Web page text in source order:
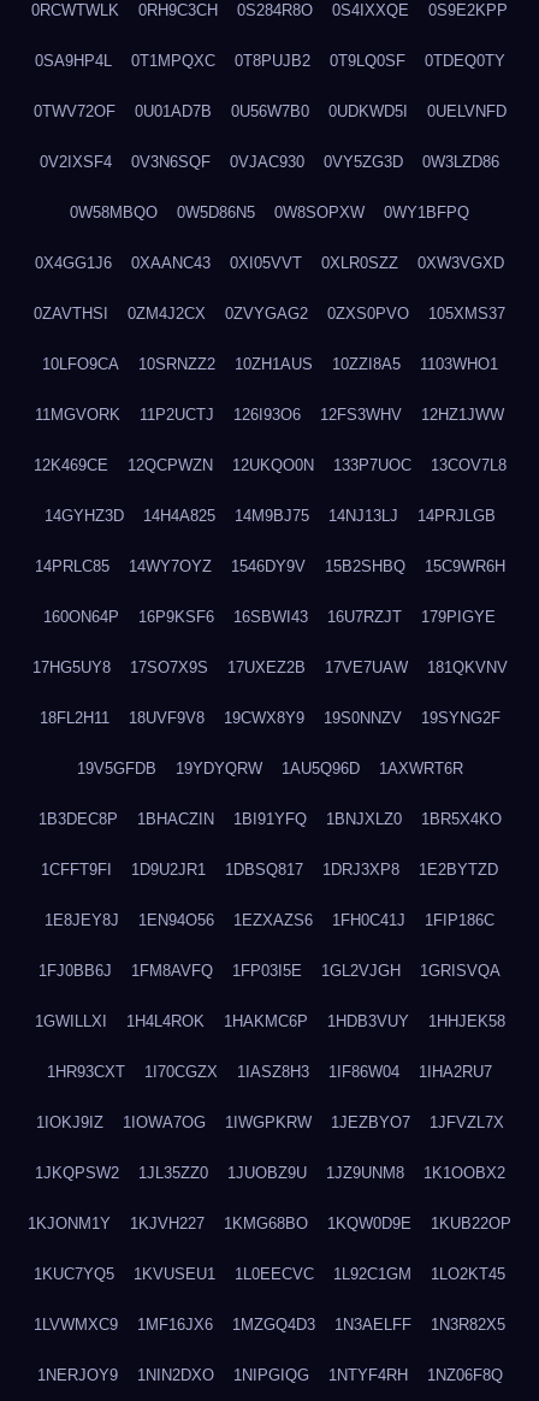
0RCWTWLK 0RH9C3CH 0S284R8O 0S4IXXQE 0S9E2KPP
0SA9HP4L 0T1MPQXC 0T8PUJB2 0T9LQ0SF 0TDEQ0TY
0TWV72OF 0U01AD7B 0U56W7B0 0UDKWD5I 0UELVNFD
0V2IXSF4 0V3N6SQF 0VJAC930 0VY5ZG3D 0W3LZD86
0W58MBQO 0W5D86N5 0W8SOPXW 0WY1BFPQ
0X4GG1J6 0XAANC43 0XI05VVT 0XLR0SZZ 0XW3VGXD
0ZAVTHSI 0ZM4J2CX 0ZVYGAG2 0ZXS0PVO 105XMS37
10LFO9CA 10SRNZZ2 10ZH1AUS 10ZZI8A5 1103WHO1
11MGVORK 11P2UCTJ 126I93O6 12FS3WHV 12HZ1JWW
12K469CE 12QCPWZN 12UKQO0N 133P7UOC 13COV7L8
14GYHZ3D 14H4A825 14M9BJ75 14NJ13LJ 14PRJLGB
14PRLC85 14WY7OYZ 1546DY9V 15B2SHBQ 15C9WR6H
160ON64P 16P9KSF6 16SBWI43 16U7RZJT 179PIGYE
17HG5UY8 17SO7X9S 17UXEZ2B 17VE7UAW 181QKVNV
18FL2H11 18UVF9V8 19CWX8Y9 19S0NNZV 19SYNG2F
19V5GFDB 19YDYQRW 1AU5Q96D 1AXWRT6R
1B3DEC8P 1BHACZIN 1BI91YFQ 1BNJXLZ0 1BR5X4KO
1CFFT9FI 1D9U2JR1 1DBSQ817 1DRJ3XP8 1E2BYTZD
1E8JEY8J 1EN94O56 1EZXAZS6 1FH0C41J 1FIP186C
1FJ0BB6J 1FM8AVFQ 1FP03I5E 1GL2VJGH 1GRISVQA
1GWILLXI 1H4L4ROK 1HAKMC6P 1HDB3VUY 1HHJEK58
1HR93CXT 1I70CGZX 1IASZ8H3 1IF86W04 1IHA2RU7
1IOKJ9IZ 1IOWA7OG 1IWGPKRW 1JEZBYO7 1JFVZL7X
1JKQPSW2 1JL35ZZ0 1JUOBZ9U 1JZ9UNM8 1K1OOBX2
1KJONM1Y 1KJVH227 1KMG68BO 1KQW0D9E 1KUB22OP
1KUC7YQ5 1KVUSEU1 1L0EECVC 1L92C1GM 1LO2KT45
1LVWMXC9 1MF16JX6 1MZGQ4D3 1N3AELFF 1N3R82X5
1NERJOY9 1NIN2DXO 1NIPGIQG 1NTYF4RH 1NZ06F8Q